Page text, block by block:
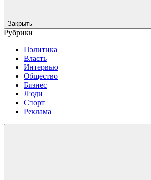
Закрыть
Рубрики
Политика
Власть
Интервью
Общество
Бизнес
Люди
Спорт
Реклама